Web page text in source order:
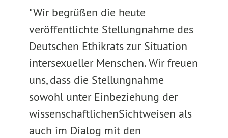
"Wir begrüßen die heute
veröffentlichte Stellungnahme des
Deutschen Ethikrats zur Situation
intersexueller Menschen. Wir freuen
uns, dass die Stellungnahme
sowohl unter Einbeziehung der
wissenschaftlichenSichtweisen als
auch im Dialog mit den